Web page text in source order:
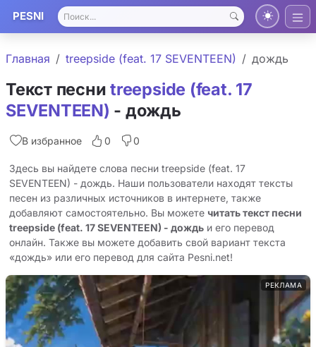
PESNI
Главная treepside (feat. 17 SEVENTEEN) дождь
Текст песниtreepside (feat. 17
SEVENTEEN) - дождь
В избранное 0 0
Здесь вы найдете слова песни treepside (feat. 17
SEVENTEEN) - дождь. Наши пользователи находят тексты
песен из различных источников в интернете, также
добавляют самостоятельно. Вы можете читать текст песни
treepside (feat. 17 SEVENTEEN) - дождь и его перевод
онлайн. Также вы можете добавить свой вариант текста
«дождь» или его перевод для сайта Pesni.net!
РЕКЛАМА